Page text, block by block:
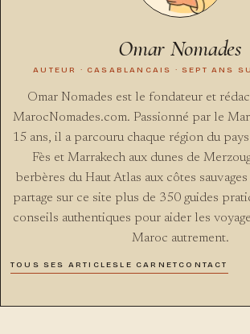
Omar Nomades
AUTEUR · CASABLANCAIS · SEPT ANS
Omar Nomades est le fondateur et
MarocNomades.com. Passionné par le
15 ans, il a parcouru chaque région du
Fès et Marrakech aux dunes de
berbères du Haut Atlas aux côtes
partage sur ce site plus de 350 guides
conseils authentiques pour aider les
Maroc autrement.
TOUS SES ARTICLESLE CARNET CONTACT